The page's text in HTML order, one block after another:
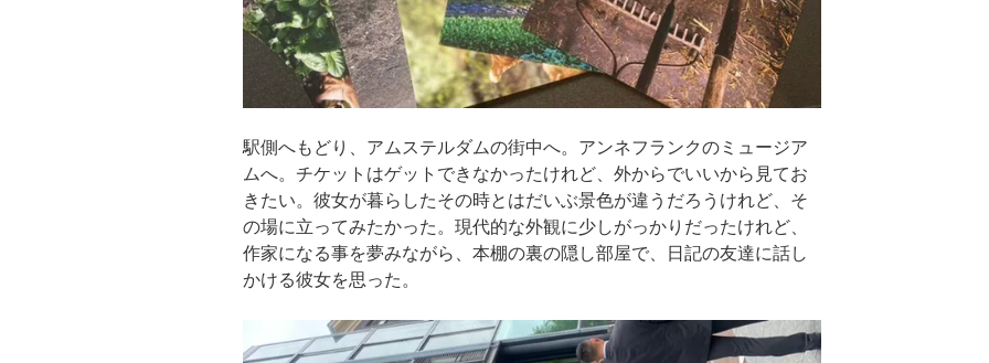
駅側へもどり、アムステルダムの街中へ。アンネフランクのミュージア
ムへ。チケットはゲットできなかったけれど、外からでいいから見てお
きたい。彼女が暮らしたその時とはだいぶ景色が違うだろうけれど、そ
の場に立ってみたかった。現代的な外観に少しがっかりだったけれど、
作家になる事を夢みながら、本棚の裏の隠し部屋で、日記の友達に話し
かける彼女を思った。